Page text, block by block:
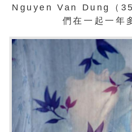
Nguyen Van Dung（35
們在一起一年